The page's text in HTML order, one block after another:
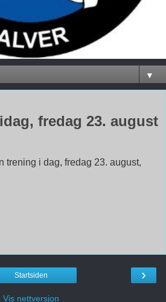
▼
fredag 23. august
trening i dag, fredag 23. august,
›
Startsiden
Vis nettversjon